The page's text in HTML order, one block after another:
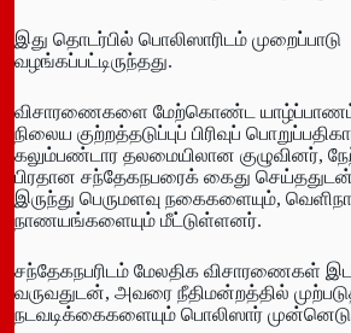
இது தொடர்பில் பொலிஸாரிடம் முறைப்பாடு
வழங்கப்பட்டிருந்தது.
விசாரணைகளை மேற்கொண்ட
நிலைய குற்றத்தடுப்புப் பிரிவுப்
கலும்பண்டார தலமையிலான குழுவினர்,
பிரதான சந்தேகநபரைக் கைது
இருந்து பெருமளவு நகைகளையும்,
நாணயங்களையும் மீட்டுள்ளனர்.
சந்தேகநபரிடம் மேலதிக விசாரணைகள்
வருவதுடன், அவரை நீதிமன்றத்தில்
நடவடிக்கைகளையும் பொலிஸார்